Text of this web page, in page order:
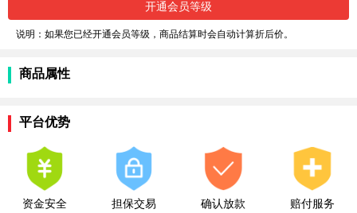
开通会员等级
说明：如果您已经开通会员等级，商品结算时会自动计算折后价。
商品属性
平台优势
资金安全 担保交易 确认放款 赔付服务